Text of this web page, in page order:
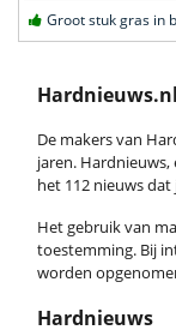
De makers van
jaren.
het 112 nieuws
Het gebruik van
toestemming. Bij
worden
Hardnieuws